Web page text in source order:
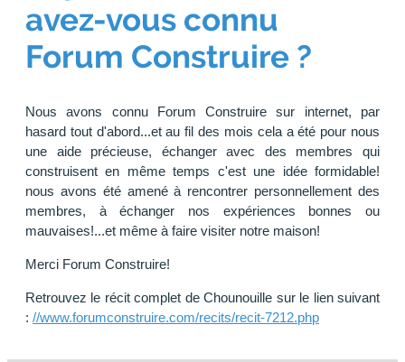
avez-vous connu
Forum Construire ?
Nous avons connu Forum Construire sur internet, par
hasard tout d'abord...et au fil des mois cela a été pour nous
une aide précieuse, échanger avec des membres qui
construisent en même temps c'est une idée formidable!
nous avons été amené à rencontrer personnellement des
membres, à échanger nos expériences bonnes ou
mauvaises!...et même à faire visiter notre maison!
Merci Forum Construire!
Retrouvez le récit complet de Chounouille sur le lien suivant
: //www.forumconstruire.com/recits/recit-7212.php